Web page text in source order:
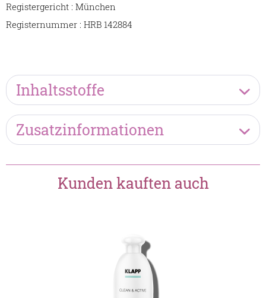
Registergericht : München
Registernummer : HRB 142884
Inhaltsstoffe
Zusatzinformationen
Kunden kauften auch